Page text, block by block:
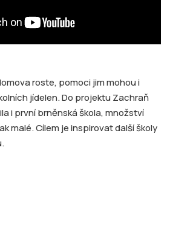
roste, pomoci jim mohou i
jídelen. Do projektu Zachraň
i první brněnská škola, množství
malé. Cílem je inspirovat další školy